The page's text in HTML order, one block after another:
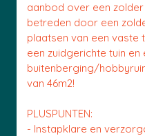
aanbod over een
betreden door een
plaatsen van een
een zuidgerichte tuin en
buitenberging/
van 46m2!
PLUSPUNTEN:
- Instapklare en